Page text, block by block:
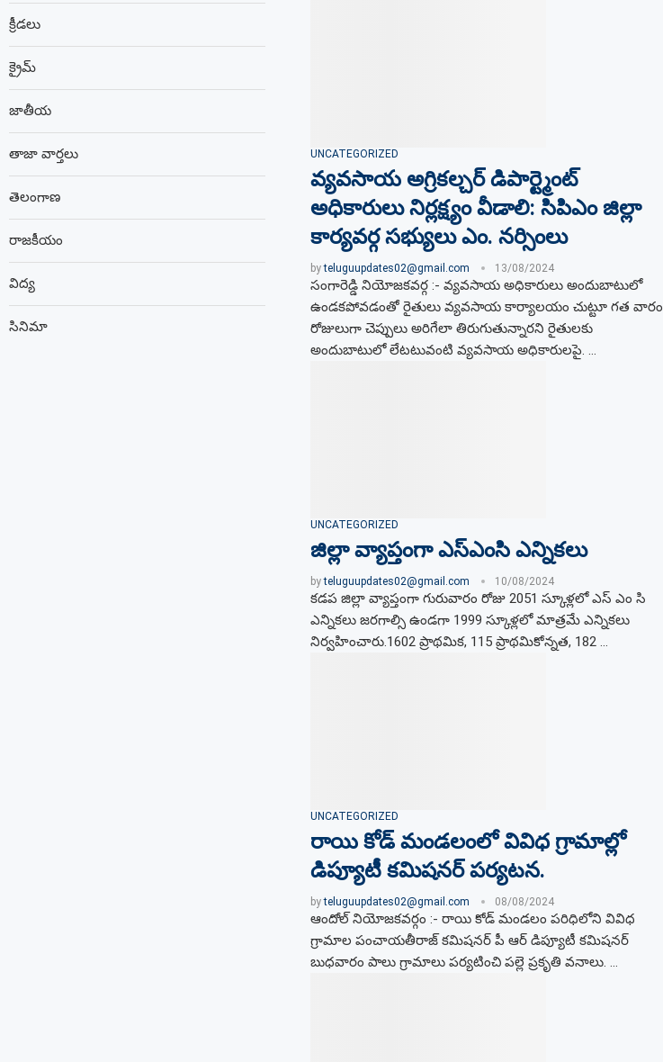
UNCATEGORIZED
వ్యవసాయ అగ్రికల్చర్ డిపార్ట్మెంట్
అధికారులు నిర్లక్ష్యం వీడాలి: సిపిఎం జిల్లా
కార్యవర్గ సభ్యులు ఎం. నర్సింలు
byteluguupdates02@gmail.com 13/08/2024
సంగారెడ్డి నియోజకవర్గ :- వ్యవసాయ అధికారులు అందుబాటులో
ఉండకపోవడంతో రైతులు వ్యవసాయ కార్యాలయం చుట్టూ గత వారం
రోజులుగా చెప్పులు అరిగేలా తిరుగుతున్నారని రైతులకు
అందుబాటులో లేటటువంటి వ్యవసాయ అధికారులపై. …
UNCATEGORIZED
జిల్లా వ్యాప్తంగా ఎస్ఎంసి ఎన్నికలు
byteluguupdates02@gmail.com 10/08/2024
కడప జిల్లా వ్యాప్తంగా గురువారం రోజు 2051 స్కూళ్లలో ఎస్ ఎం సి
ఎన్నికలు జరగాల్సి ఉండగా 1999 స్కూళ్లలో మాత్రమే ఎన్నికలు
నిర్వహించారు.1602 ప్రాథమిక, 115 ప్రాథమికోన్నత, 182 …
UNCATEGORIZED
రాయి కోడ్ మండలంలో వివిధ గ్రామాల్లో
డిప్యూటీ కమిషనర్ పర్యటన.
byteluguupdates02@gmail.com 08/08/2024
ఆందోల్ నియోజకవర్గం :- రాయి కోడ్ మండలం పరిధిలోని వివిధ
గ్రామాల పంచాయతీరాజ్ కమిషనర్ పీ ఆర్ డిప్యూటీ కమిషనర్
బుధవారం పాలు గ్రామాలు పర్యటించి పల్లె ప్రకృతి వనాలు. …
క్రీడలు
క్రైమ్
జాతీయ
తాజా వార్తలు
తెలంగాణ
రాజకీయం
విద్య
సినిమా